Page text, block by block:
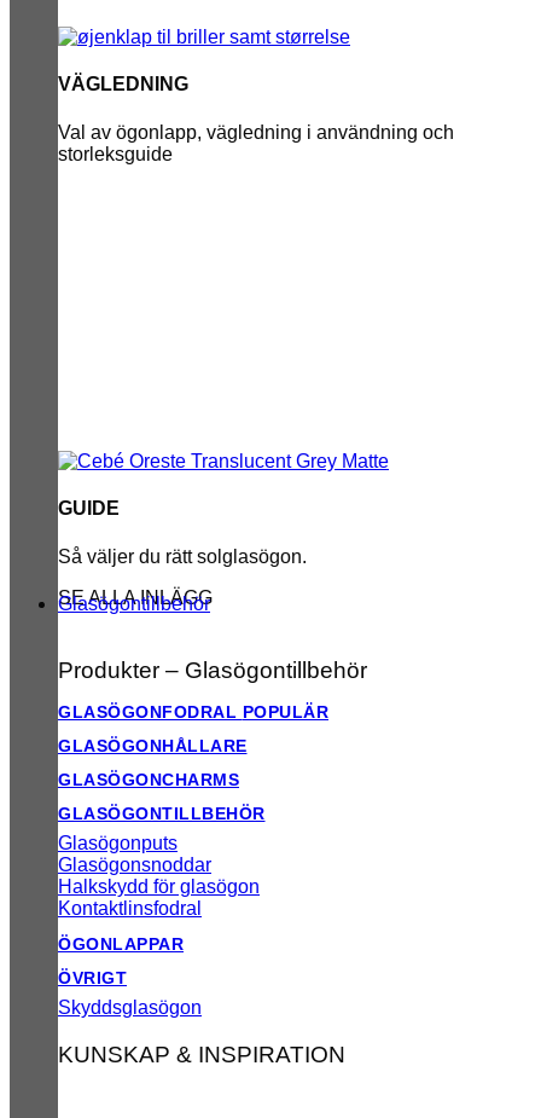
VÄGLEDNING
Val av ögonlapp, vägledning i användning och
storleksguide
GUIDE
Så väljer du rätt solglasögon.
SE ALLA INLÄGG
Glasögontillbehör
Produkter – Glasögontillbehör
GLASÖGONFODRAL
GLASÖGONHÅLLARE
GLASÖGONCHARMS
GLASÖGONTILLBEHÖR
Glasögonputs
Glasögonsnoddar
Halkskydd för glasögon
Kontaktlinsfodral
ÖGONLAPPAR
ÖVRIGT
Skyddsglasögon
KUNSKAP & INSPIRATION